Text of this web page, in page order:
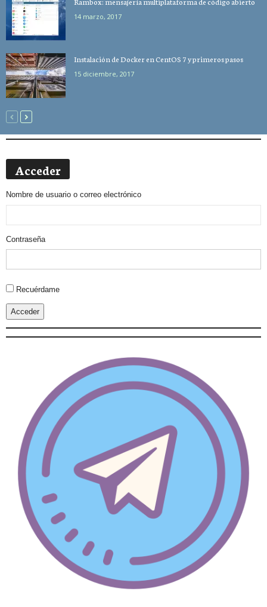
14 marzo, 2017
Instalación de Docker en CentOS 7 y primeros pasos
15 diciembre, 2017
Acceder
Nombre de usuario o correo electrónico
Contraseña
Alternative:
Recuérdame
Acceder